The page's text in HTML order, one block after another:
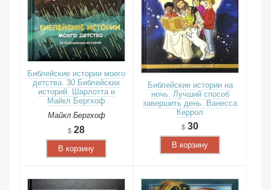
Библейские истории моего
детства. 30 Библейских
историй. Шарлотта и
Майкл Бергхоф
Майкл Бергхоф
28
В корзину
Библейские истории на
ночь. Лучший способ
завершить день. Ванесса
Керрол
30
В корзину